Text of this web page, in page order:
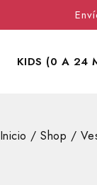
KIDS (0 A 24
Inicio / Shop /